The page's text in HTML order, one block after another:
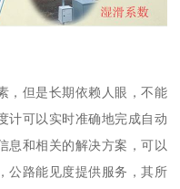
，但是长期依赖人眼，不能
计可以实时准确地完成自动
息和相关的解决方案，可以
公路能见度提供服务，其所